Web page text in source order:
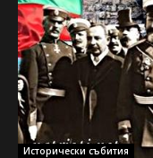
Исторически събития